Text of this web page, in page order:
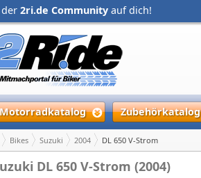
2ri.de Community auf dich!
Motorradkatalog Zubehörkatalog
Bikes Suzuki 2004 DL 650 V-Strom
DL 650 V-Strom (2004)